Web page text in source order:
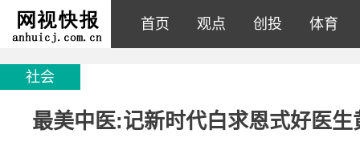
首页 观点 创投 体育
社会
最美中医:记新时代白求恩式好医生